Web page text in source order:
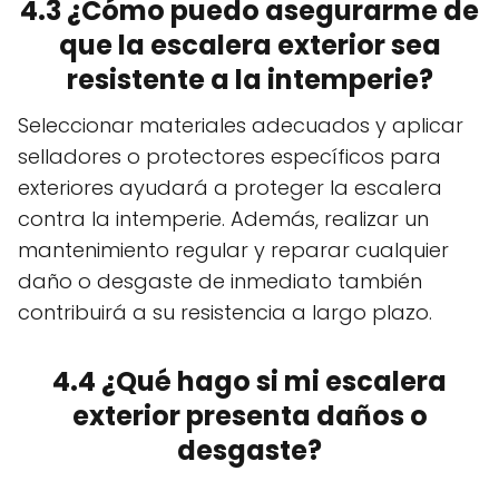
4.3 ¿Cómo puedo asegurarme de
que la escalera exterior sea
resistente a la intemperie?
Seleccionar materiales adecuados y aplicar
selladores o protectores específicos para
exteriores ayudará a proteger la escalera
contra la intemperie. Además, realizar un
mantenimiento regular y reparar cualquier
daño o desgaste de inmediato también
contribuirá a su resistencia a largo plazo.
4.4 ¿Qué hago si mi escalera
exterior presenta daños o
desgaste?